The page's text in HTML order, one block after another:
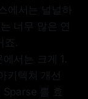
에서는 널널하
너무 많은 연
죠.
서는 크게 1.
키텍쳐 개선
Sparse 를 효